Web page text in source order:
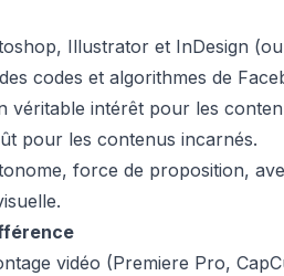
Illustrator et InDesign
codes et algorithmes de
véritable intérêt pour les
pour les contenus incarnés.
force de proposition,
vidéo (Premiere Pro,